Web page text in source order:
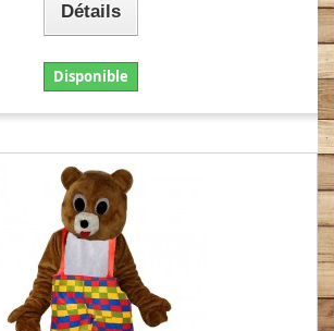
Détails
Disponible